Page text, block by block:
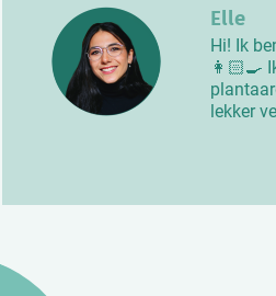
Elle
Hi! Ik
👩🏻‍🍳
lekker